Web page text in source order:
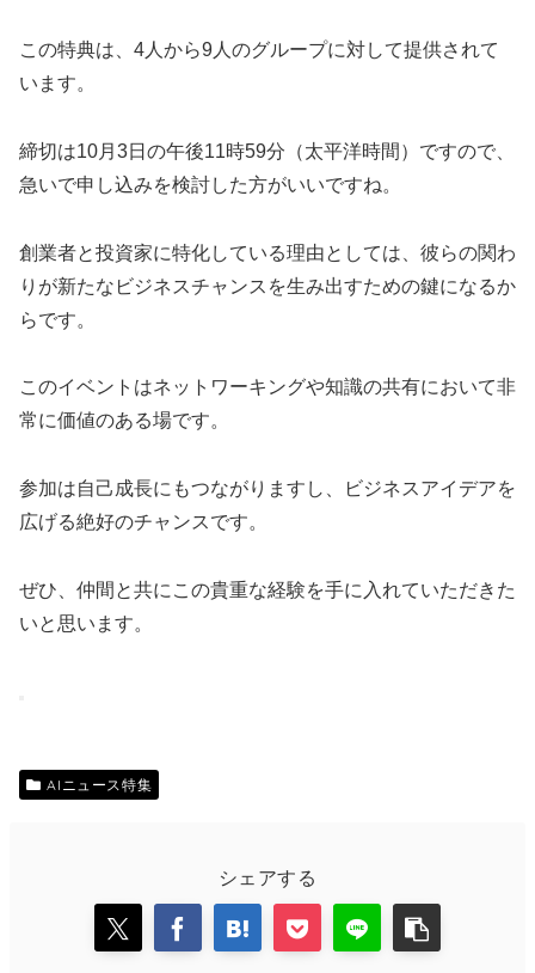
この特典は、4人から9人のグループに対して提供されて
います。
締切は10月3日の午後11時59分（太平洋時間）ですので、
急いで申し込みを検討した方がいいですね。
創業者と投資家に特化している理由としては、彼らの関わ
りが新たなビジネスチャンスを生み出すための鍵になるか
らです。
このイベントはネットワーキングや知識の共有において非
常に価値のある場です。
参加は自己成長にもつながりますし、ビジネスアイデアを
広げる絶好のチャンスです。
ぜひ、仲間と共にこの貴重な経験を手に入れていただきた
いと思います。
AIニュース特集
シェアする